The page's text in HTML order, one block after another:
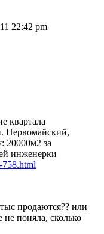
22:42 pm
квартала
Первомайский,
20000м2 за
инженерки
продаются?? или
не поняла, сколько